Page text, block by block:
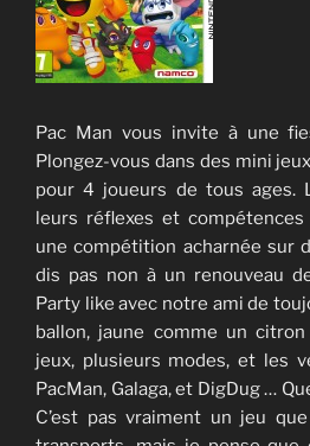
Pac Man vous invite à une
Plongez-vous dans des mini
pour 4 joueurs de tous ages.
leurs réflexes et compétences
une compétition acharnée sur
dis pas non à un renouveau
Party like avec notre ami de
ballon, jaune comme un
jeux, plusieurs modes, et les
PacMan, Galaga, et DigDug …
C’est pas vraiment un jeu